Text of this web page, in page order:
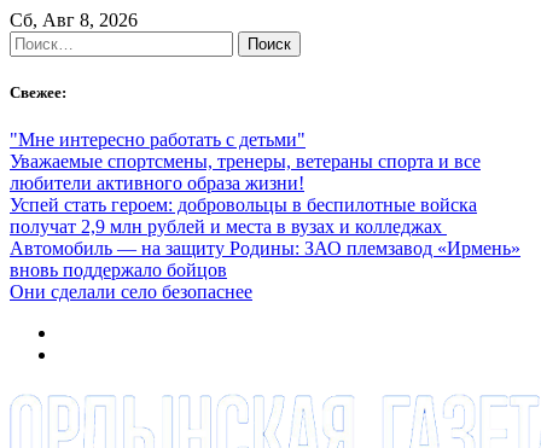
Skip
to
content
Сб, Авг 8, 2026
Найти:
Свежее:
"Мне интересно работать с детьми"
Уважаемые спортсмены, тренеры, ветераны спорта и все
любители активного образа жизни!
Успей стать героем: добровольцы в беспилотные войска
получат 2,9 млн рублей и места в вузах и колледжах
Автомобиль — на защиту Родины: ЗАО племзавод «Ирмень»
вновь поддержало бойцов
Они сделали село безопаснее